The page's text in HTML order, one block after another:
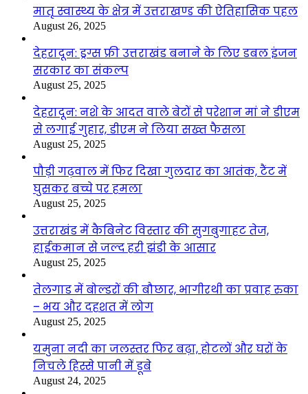
मातृ स्वास्थ्य के क्षेत्र में उत्तराखण्ड की ऐतिहासिक पहल
August 26, 2025
देहरादून: ड्रग्स फ्री उत्तराखंड बनाने के लिए डबल इंजन
सरकार का संकल्प
August 25, 2025
देहरादून: नशे के आदत वाले बेटों से परेशान मां ने डीएम
से लगाई गुहार, डीएम ने लिया सख्त फैसला
August 25, 2025
पौड़ी गढ़वाल में फिर दिखा गुलदार का आतंक, टैंट में
घुसकर बच्चे पर हमला
August 25, 2025
उत्तराखंड में कैबिनेट विस्तार की सुगबुगाहट तेज,
हाईकमान से जल्द हरी झंडी के आसार
August 25, 2025
तेलगाड में बोल्डरों की बौछार, भागीरथी का प्रवाह रुका
– भय और दहशत में लोग
August 25, 2025
यमुना नदी का जलस्तर फिर बढ़ा, होटलों और घरों के
निचले हिस्से पानी में डूबे
August 24, 2025